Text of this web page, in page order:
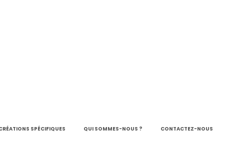
SPÉCIFIQUES QUI SOMMES-NOUS ? CONTACTEZ-NOUS